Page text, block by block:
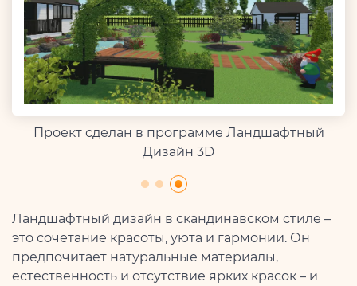
Проект сделан в программе Ландшафтный
Дизайн 3D
Ландшафтный дизайн в скандинавском стиле –
это сочетание красоты, уюта и гармонии. Он
предпочитает натуральные материалы,
естественность и отсутствие ярких красок – и